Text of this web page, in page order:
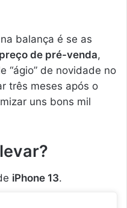
balança é se as
preço de pré-venda,
“ágio” de novidade no
três meses após o
uns bons mil
iPhone 13.